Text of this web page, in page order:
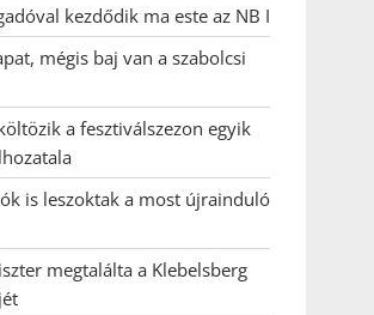
kezdődik ma este az NB I
mégis baj van a szabolcsi
a fesztiválszezon egyik
is leszoktak a most újrainduló
megtalálta a Klebelsberg